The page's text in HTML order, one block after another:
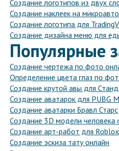
Создание логотипов из двух
Создание наклеек на
Создание логотипа для
Создание дизайна меню для
Популярные
Создание чертежа по фото
Определение цвета глаз по
Создание крутой авы для
Создание аватарок для PUBG
Создание аватарки Бравл Старс
Создание 3D модели человека
Создание арт-работ для Roblox
Создание эскиза тату онлайн